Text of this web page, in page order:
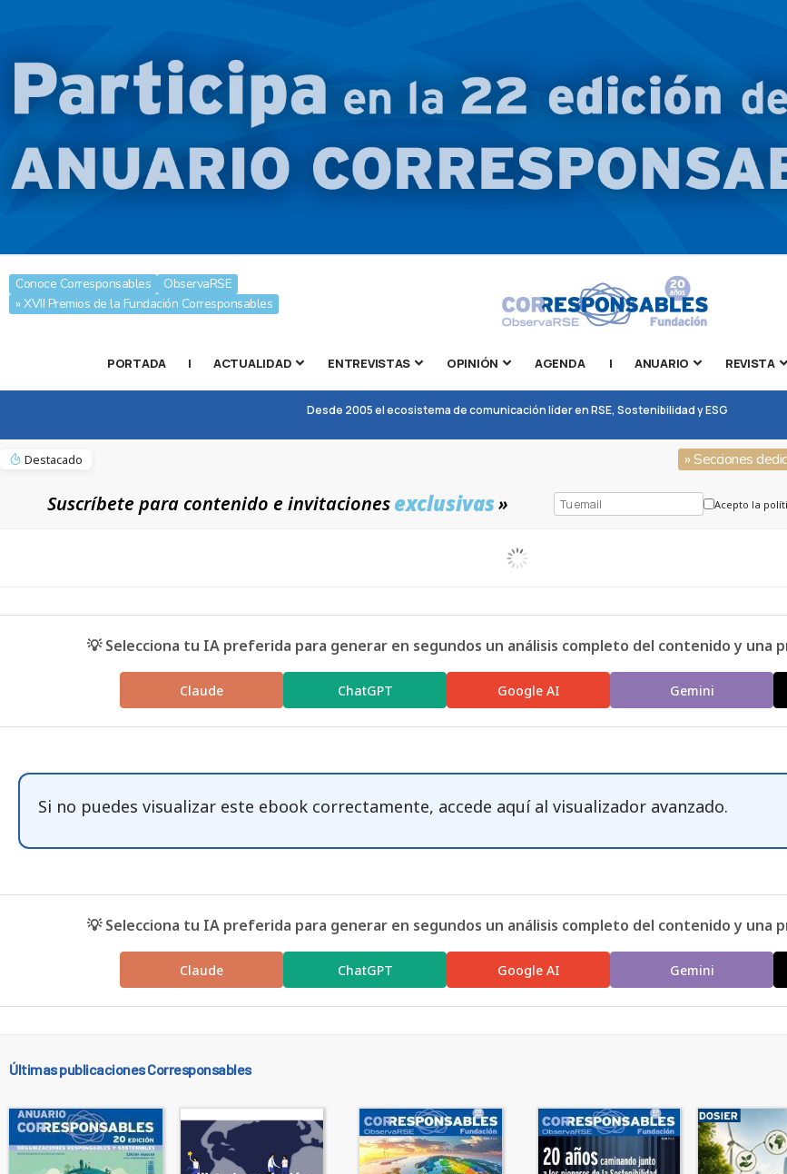
Conoce Corresponsables
ObservaRSE
» XVII Premios de la Fundación Corresponsables
PORTADA | ACTUALIDAD ENTREVISTAS OPINIÓN AGENDA | ANUARIO REVISTA
Desde 2005 el ecosistema de comunicación líder en RSE, Sostenibilidad y ESG
Destacado » Secciones
Suscríbete para contenido e invitacionesexclusivas» Acepto la
💡 Selecciona tu IA preferida para generar en segundos un análisis completo del contenido y una
Claude ChatGPT Google AI Gemini
Si no puedes visualizar este ebook correctamente, accede aquíal visualizador avanzado.
💡 Selecciona tu IA preferida para generar en segundos un análisis completo del contenido y una
Claude ChatGPT Google AI Gemini
Últimas publicaciones Corresponsables